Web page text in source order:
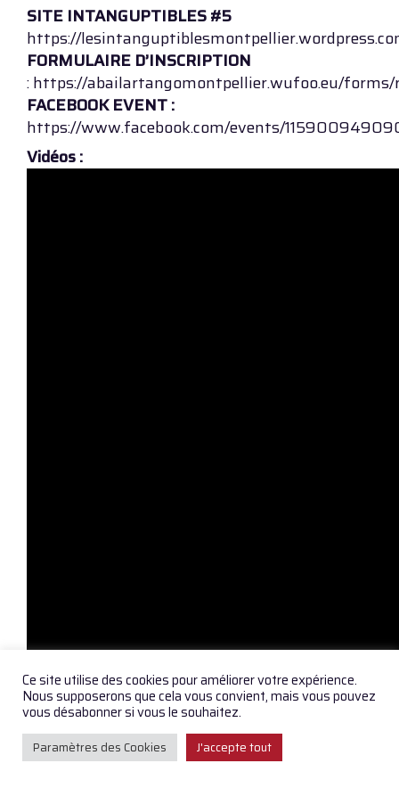
SITE INTANGUPTIBLES #5
https://
FORMULAIRE D’INSCRIPTION
: https://abailartangomontpellier.wufoo.eu/forms/
FACEBOOK EVENT :
https://www.facebook.com/events/
Vidéos :
Ce site utilise des cookies pour améliorer votre expérience.
Nous supposerons que cela vous convient, mais vous pouvez
vous désabonner si vous le souhaitez.
Paramètres des Cookies J'accepte tout